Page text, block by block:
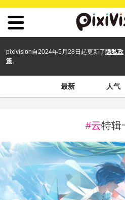
pixivision自2024年5月28日起更新了 隐私政
策。
最新 人气
#云特辑